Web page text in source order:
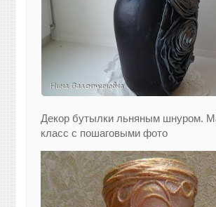
Декор бутылки льняным шнуром.
класс с пошаговыми фото